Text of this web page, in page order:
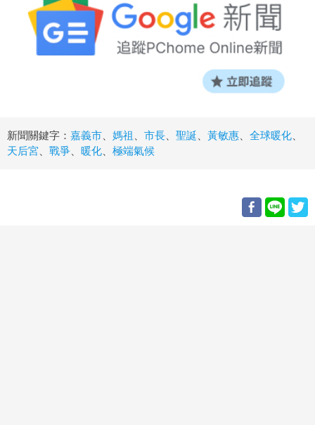
新聞關鍵字： 嘉義市 媽祖 市長 聖誕 黃敏惠 全球暖化
天后宮
戰爭 暖化 極端氣候